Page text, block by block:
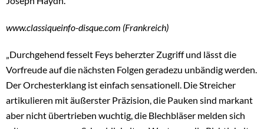
www.classiqueinfo-disque.com (Frankreich)
„Durchgehend fesselt Feys beherzter Zugriff und lässt die
Vorfreude auf die nächsten Folgen geradezu unbändig werden.
Der Orchesterklang ist einfach sensationell. Die Streicher
artikulieren mit äußerster Präzision, die Pauken sind markant
aber nicht übertrieben wuchtig, die Blechbläser melden sich